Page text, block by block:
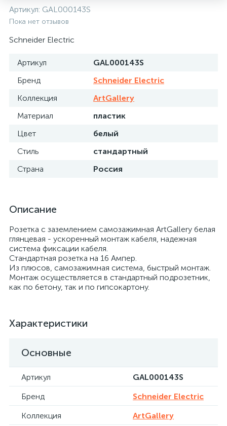
Артикул: GAL000143S
Пока нет отзывов
Schneider Electric
Артикул
GAL000143S
Бренд
Schneider Electric
Коллекция
ArtGallery
Материал
пластик
Цвет
белый
Стиль
стандартный
Страна
Россия
Описание
Розетка с заземлением самозажимная ArtGallery белая
глянцевая - ускоренный монтаж кабеля, надежная
система фиксации кабеля.
Стандартная розетка на 16 Ампер.
Из плюсов, самозажимная система, быстрый монтаж.
Монтаж осуществляется в стандартный подрозетник,
как по бетону, так и по гипсокартону.
Характеристики
Основные
Артикул
GAL000143S
Бренд
Schneider Electric
Коллекция
ArtGallery